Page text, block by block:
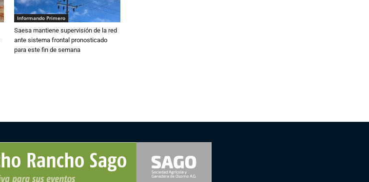
Informando Primero
Saesa mantiene supervisión de la red
ante sistema frontal pronosticado
para este fin de semana